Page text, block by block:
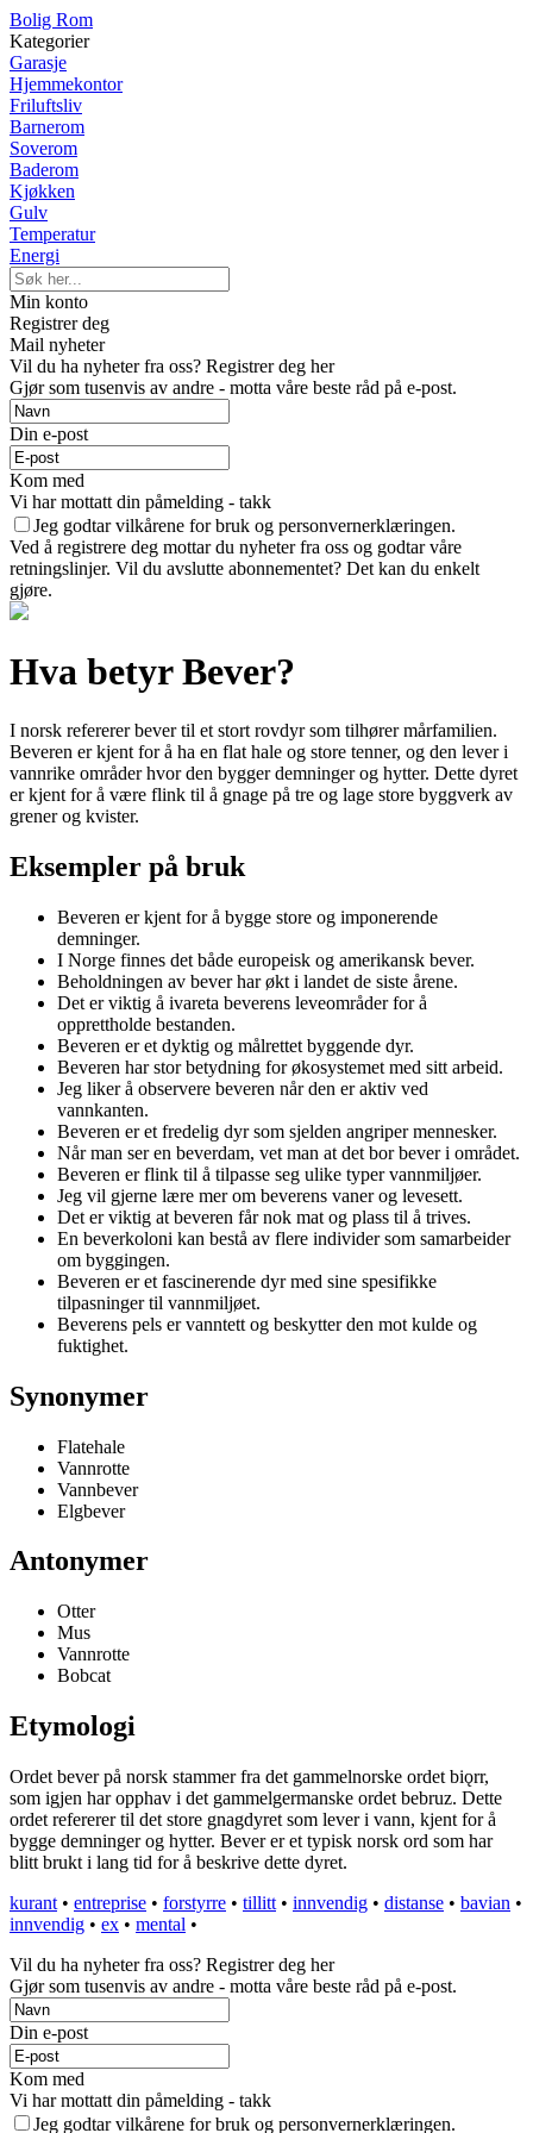
Bolig Rom
Kategorier
Garasje
Hjemmekontor
Friluftsliv
Barnerom
Soverom
Baderom
Kjøkken
Gulv
Temperatur
Energi
Min konto
Registrer deg
Mail nyheter
Vil du ha nyheter fra oss? Registrer deg her
Gjør som tusenvis av andre - motta våre beste råd på e-post.
Din e-post
Kom med
Vi har mottatt din påmelding - takk
Jeg godtar vilkårene for bruk og personvernerklæringen.
Ved å registrere deg mottar du nyheter fra oss og godtar våre
retningslinjer. Vil du avslutte abonnementet? Det kan du enkelt
gjøre.
Hva betyr Bever?
I norsk refererer bever til et stort rovdyr som tilhører mårfamilien.
Beveren er kjent for å ha en flat hale og store tenner, og den lever i
vannrike områder hvor den bygger demninger og hytter. Dette dyret
er kjent for å være flink til å gnage på tre og lage store byggverk av
grener og kvister.
Eksempler på bruk
Beveren er kjent for å bygge store og imponerende
demninger.
I Norge finnes det både europeisk og amerikansk bever.
Beholdningen av bever har økt i landet de siste årene.
Det er viktig å ivareta beverens leveområder for å
opprettholde bestanden.
Beveren er et dyktig og målrettet byggende dyr.
Beveren har stor betydning for økosystemet med sitt arbeid.
Jeg liker å observere beveren når den er aktiv ved
vannkanten.
Beveren er et fredelig dyr som sjelden angriper mennesker.
Når man ser en beverdam, vet man at det bor bever i området.
Beveren er flink til å tilpasse seg ulike typer vannmiljøer.
Jeg vil gjerne lære mer om beverens vaner og levesett.
Det er viktig at beveren får nok mat og plass til å trives.
En beverkoloni kan bestå av flere individer som samarbeider
om byggingen.
Beveren er et fascinerende dyr med sine spesifikke
tilpasninger til vannmiljøet.
Beverens pels er vanntett og beskytter den mot kulde og
fuktighet.
Synonymer
Flatehale
Vannrotte
Vannbever
Elgbever
Antonymer
Otter
Mus
Vannrotte
Bobcat
Etymologi
Ordet bever på norsk stammer fra det gammelnorske ordet biǫrr,
som igjen har opphav i det gammelgermanske ordet bebruz. Dette
ordet refererer til det store gnagdyret som lever i vann, kjent for å
bygge demninger og hytter. Bever er et typisk norsk ord som har
blitt brukt i lang tid for å beskrive dette dyret.
kurant • entreprise • forstyrre • tillitt • innvendig • distanse • bavian •
innvendig • ex • mental •
Vil du ha nyheter fra oss? Registrer deg her
Gjør som tusenvis av andre - motta våre beste råd på e-post.
Din e-post
Kom med
Vi har mottatt din påmelding - takk
Jeg godtar vilkårene for bruk og personvernerklæringen.